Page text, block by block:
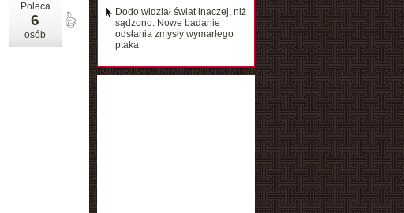
Poleca
6
osób
Dodo widział świat inaczej, niż
sądzono. Nowe badanie
odsłania zmysły wymarłego
ptaka